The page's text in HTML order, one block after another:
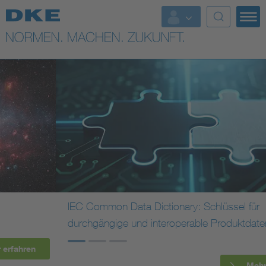
Top-Themen
VDE Fokusthemen
Digital Security
Energy
Health
Industry
Mobility
IEC Common Data Dictionary: Schlüssel für
durchgängige und interoperable Produktdaten